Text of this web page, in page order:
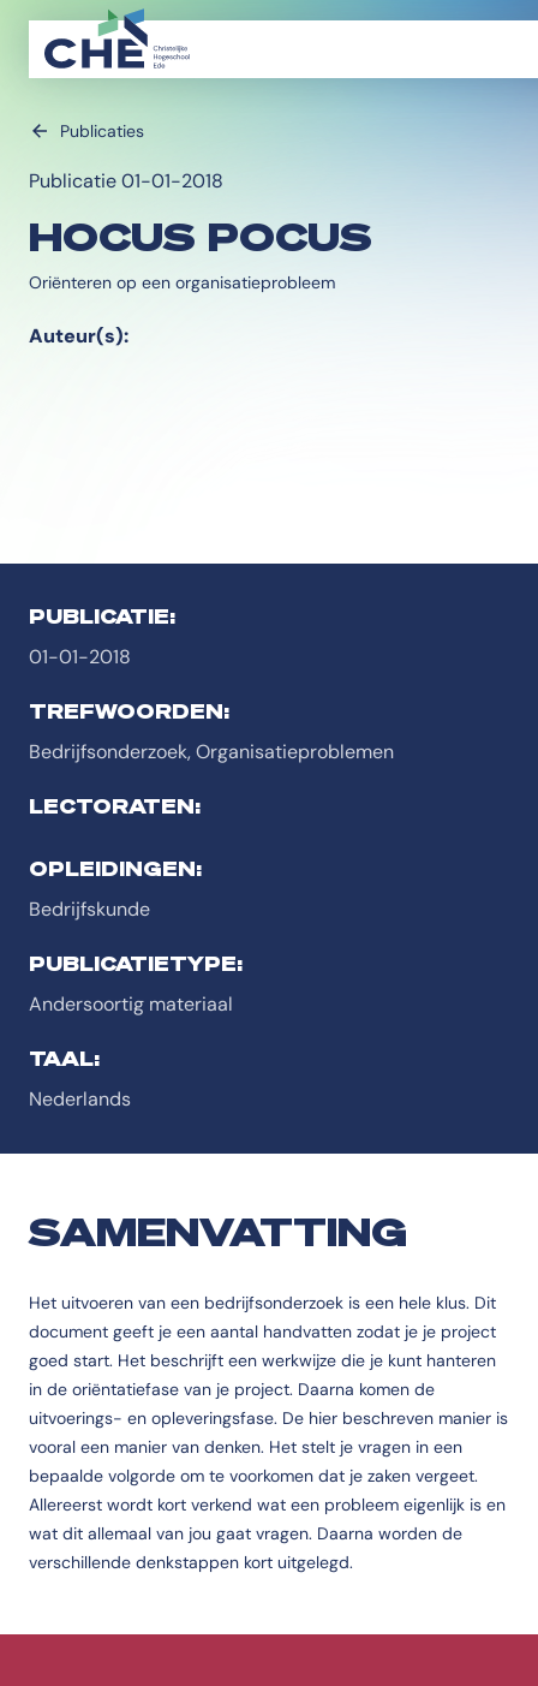
Publicaties
Publicatie 01-01-2018
HOCUS POCUS
Oriënteren op een organisatieprobleem
Auteur(s):
PUBLICATIE:
01-01-2018
TREFWOORDEN:
Bedrijfsonderzoek, Organisatieproblemen
LECTORATEN:
OPLEIDINGEN:
Bedrijfskunde
PUBLICATIETYPE:
Andersoortig materiaal
TAAL:
Nederlands
SAMENVATTING
Het uitvoeren van een bedrijfsonderzoek is een hele klus. Dit
document geeft je een aantal handvatten zodat je je project
goed start. Het beschrijft een werkwijze die je kunt hanteren
in de oriëntatiefase van je project. Daarna komen de
uitvoerings- en opleveringsfase. De hier beschreven manier is
vooral een manier van denken. Het stelt je vragen in een
bepaalde volgorde om te voorkomen dat je zaken vergeet.
Allereerst wordt kort verkend wat een probleem eigenlijk is en
wat dit allemaal van jou gaat vragen. Daarna worden de
verschillende denkstappen kort uitgelegd.